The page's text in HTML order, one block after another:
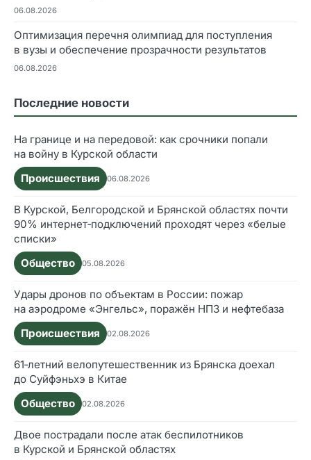
06.08.2026
Оптимизация перечня олимпиад для поступления
в вузы и обеспечение прозрачности результатов
06.08.2026
Последние новости
На границе и на передовой: как срочники попали
на войну в Курской области
Происшествия
06.08.2026
В Курской, Белгородской и Брянской областях почти
90% интернет‑подключений проходят через «белые
списки»
Общество
05.08.2026
Удары дронов по объектам в России: пожар
на аэродроме «Энгельс», поражён НПЗ и нефтебаза
Происшествия
02.08.2026
61‑летний велопутешественник из Брянска доехал
до Суйфэньхэ в Китае
Общество
02.08.2026
Двое пострадали после атак беспилотников
в Курской и Брянской областях